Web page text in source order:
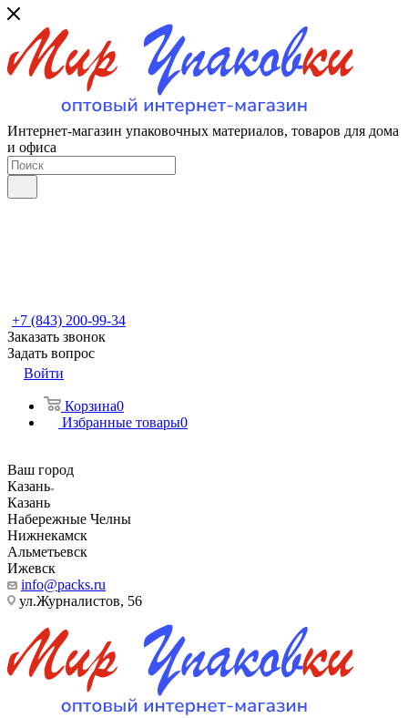
Интернет-магазин упаковочных материалов, товаров для дома
и офиса
+7 (843) 200-99-34
Заказать звонок
Задать вопрос
Войти
Корзина0
Избранные товары0
Ваш город
Казань
Казань
Набережные Челны
Нижнекамск
Альметьевск
Ижевск
info@packs.ru
ул.Журналистов, 56